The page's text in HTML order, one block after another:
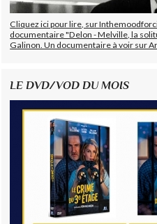
Cliquez ici pour lire, sur
documentaire "Delon - Melville, la
Galinon. Un documentaire à voir sur
LE DVD/VOD DU MOIS